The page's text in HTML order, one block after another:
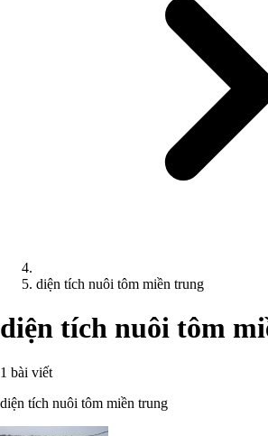
diện tích nuôi tôm miền trung
diện tích nuôi tôm
1 bài viết
diện tích nuôi tôm miền trung